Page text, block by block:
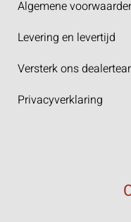
Algemene
Levering en levertijd
Versterk ons
Privacyverklaring